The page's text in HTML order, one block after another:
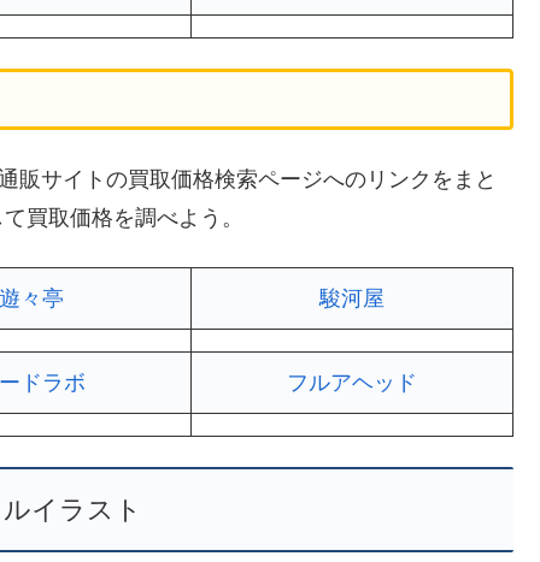
販サイトの買取価格検索ページへのリンクをまと
買取価格を調べよう。
々亭 駿河屋
ドラボ フルアヘッド
イラスト